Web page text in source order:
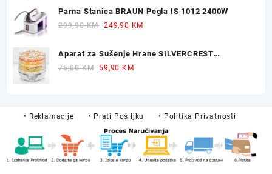
was:
is:
Parna Stanica BRAUN Pegla IS 1012 2400W
299,90KM Original
was:
249,90 KM
Aparat za Sušenje Hrane SILVERCREST
Dehidrator 350W
75,00KM
Original
59,90 KMCurrent
• Reklamacije
• Prati Pošiljku • Politika Privatnosti